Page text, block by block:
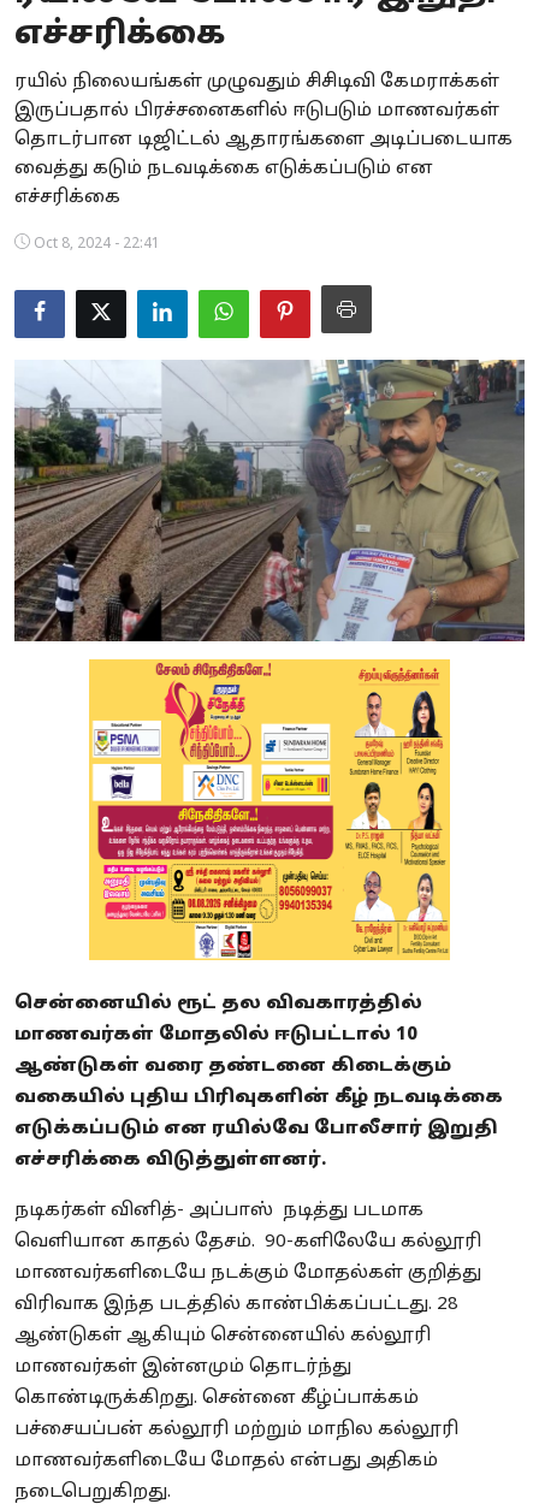
Business
Crime
Tamilnadu
National
World
Astrology
Spirituality
Weather
Politics
எச்சரிக்கை
ரயில் நிலையங்கள் முழுவதும் சிசிடிவி கேமராக்கள்
இருப்பதால் பிரச்சனைகளில் ஈடுபடும் மாணவர்கள்
தொடர்பான டிஜிட்டல் ஆதாரங்களை அடிப்படையாக
வைத்து கடும் நடவடிக்கை எடுக்கப்படும் என
எச்சரிக்கை
Oct 8, 2024 - 22:41
சென்னையில் ரூட் தல விவகாரத்தில்
மாணவர்கள் மோதலில் ஈடுபட்டால் 10
ஆண்டுகள் வரை தண்டனை கிடைக்கும்
வகையில் புதிய பிரிவுகளின் கீழ் நடவடிக்கை
எடுக்கப்படும் என ரயில்வே போலீசார் இறுதி
எச்சரிக்கை விடுத்துள்ளனர்.
நடிகர்கள் வினித்- அப்பாஸ் நடித்து படமாக
வெளியான காதல் தேசம். 90-களிலேயே கல்லூரி
மாணவர்களிடையே நடக்கும் மோதல்கள் குறித்து
விரிவாக இந்த படத்தில் காண்பிக்கப்பட்டது. 28
ஆண்டுகள் ஆகியும் சென்னையில் கல்லூரி
மாணவர்கள் இன்னமும் தொடர்ந்து
கொண்டிருக்கிறது. சென்னை கீழ்ப்பாக்கம்
பச்சையப்பன் கல்லூரி மற்றும் மாநில கல்லூரி
மாணவர்களிடையே மோதல் என்பது அதிகம்
நடைபெறுகிறது.